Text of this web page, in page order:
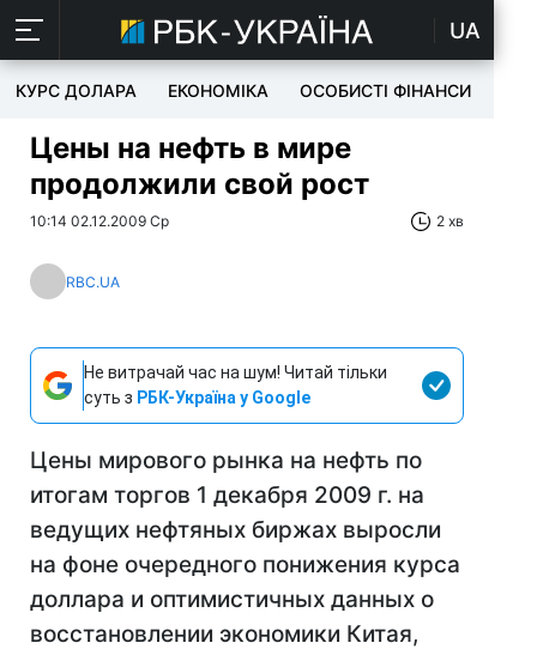
UA
КУРС ДОЛАРА ЕКОНОМІКА ОСОБИСТІ ФІНАНСИ
Цены на нефть в мире
продолжили свой рост
10:14 02.12.2009 Ср 2 хв
RBC.UA
Не витрачай час на шум! Читай тільки
суть з РБК-Україна у Google
Цены мирового рынка на нефть по
итогам торгов 1 декабря 2009 г. на
ведущих нефтяных биржах выросли
на фоне очередного понижения курса
доллара и оптимистичных данных о
восстановлении экономики Китая,